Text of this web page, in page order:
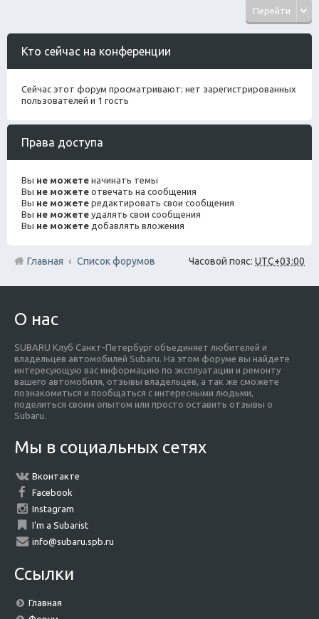
Перейти
Кто сейчас на конференции
Сейчас этот форум просматривают: нет зарегистрированных
пользователей и 1 гость
Права доступа
Вы не можете начинать темы
Вы не можете отвечать на сообщения
Вы не можете редактировать свои сообщения
Вы не можете удалять свои сообщения
Вы не можете добавлять вложения
Часовой пояс: UTC+03:00
Главная Список форумов
О нас
SUBARU Клуб Санкт-Петербург объединяет любителей и
владельцев автомобилей Subaru. На этом форуме вы найдете
интересующую вас информацию по эксплуатации и ремонту
вашего автомобиля, отзывы владельцев, а так же сможете
познакомиться и пообщаться с интересными людьми,
поделиться своим опытом или просто оставить отзывы о
Subaru.
Мы в социальных сетях
Вконтакте
Facebook
Instagram
I'm a Subarist
info@subaru.spb.ru
Ссылки
Главная